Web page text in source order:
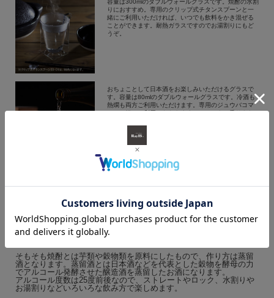
容量は300mlのダブルウォールグラスです。焼酎の水割
りにおすすめ。専用のクリップ式チタンスプーンと一
緒にご利用いただければ、いつでも飲料をかき混ぜる
ことができます。耐熱ガラスですのでお湯割りにもど
うぞ。
おちょことして日本酒をお楽しみいただけるグラスで
す。容量は80mlのダブルウォールグラスです。冷酒も
熱燗も両方ご利用いただけます。専用のジュウバコマ
焼酎グラスの雑学 オンスとは？タンブラ
ーとは？
そもそも焼酎とは芋類や穀物類を原料にしたもので、作り方は蒸留
酒となります。蒸留酒とは日本酒などを代表とした穀物を酵母の力
でアルコール発酵させた醸造酒を蒸留したお酒になります。
アルコール度数は25度前後なので、ストレートやロック、水割りや
お湯割りなどいろいろな飲み方で楽しめます。